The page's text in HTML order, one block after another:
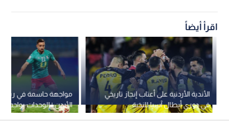
اقرأ أيضاً
مواجهة حاسمة في ربع
الأردن | الوحدات يواجه
الخروج بموسم صفري
الأندية الأردنية على أعتاب إنجاز تاريخي
في دوري أبطال آسيا للنخبة